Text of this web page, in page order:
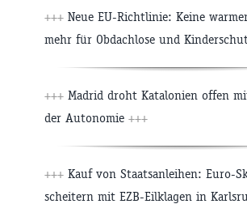
+++ Neue EU-Richtlinie: Keine
mehr für Obdachlose und
+++ Madrid droht Katalonien offen
der Autonomie +++
+++ Kauf von Staatsanleihen: Euro-
scheitern mit EZB-Eilklagen in